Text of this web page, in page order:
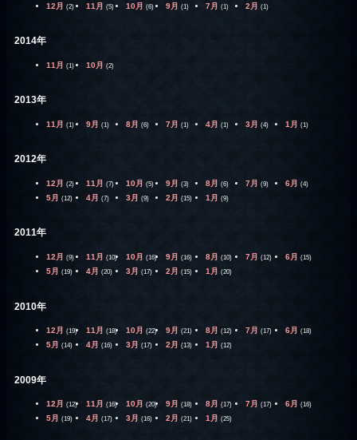
12月 (2) 11月 (5) 10月 (6) 9月 (1) 7月 (1) 2月 (1)
2014年
11月 (1) 10月 (2)
2013年
11月 (1) 9月 (1) 8月 (6) 7月 (1) 4月 (1) 3月 (4) 1月 (1)
2012年
12月 (2) 11月 (7) 10月 (5) 9月 (3) 8月 (6) 7月 (9) 6月 (4)
5月 (12) 4月 (7) 3月 (9) 2月 (15) 1月 (9)
2011年
12月 (9) 11月 (10) 10月 (16) 9月 (16) 8月 (10) 7月 (12) 6月 (15)
5月 (19) 4月 (20) 3月 (17) 2月 (15) 1月 (20)
2010年
12月 (19) 11月 (18) 10月 (22) 9月 (21) 8月 (12) 7月 (17) 6月 (18)
5月 (14) 4月 (16) 3月 (17) 2月 (13) 1月 (12)
2009年
12月 (12) 11月 (16) 10月 (20) 9月 (18) 8月 (17) 7月 (17) 6月 (16)
5月 (19) 4月 (17) 3月 (16) 2月 (21) 1月 (25)